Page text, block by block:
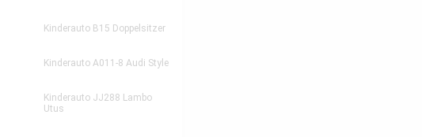
Kinderauto B15 Doppelsitzer
Kinderauto A011-8 Audi Style
Kinderauto JJ288 Lambo
Utus